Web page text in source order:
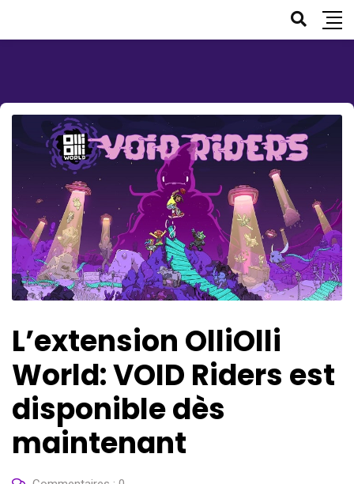
L’extension OlliOlli
World: VOID Riders est
disponible dès
maintenant